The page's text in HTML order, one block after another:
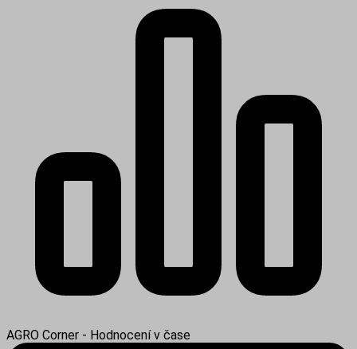
AGRO Corner - Hodnocení v čase